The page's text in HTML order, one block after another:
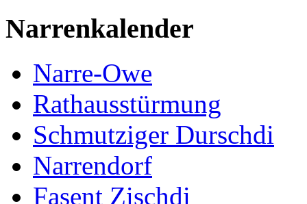
Narrenkalender
Narre-Owe
Rathausstürmung
Schmutziger Durschdi
Narrendorf
Fasent Zischdi